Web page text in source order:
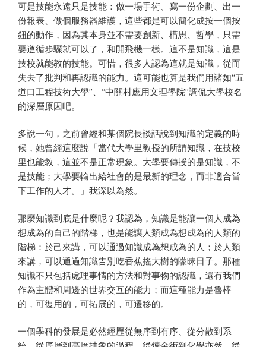
可是技能永遠只是技能：做一場手術、寫一份企劃、出一
份報表、做個服務器維護，這些都是可以簡化成按一個按
鈕的動作，因為其本身並不需要創新、構思、哲學，只需
要遵循步驟就可以了，和開飛機一樣。這不是知識，這是
技校就能教的技能。可惜，很多人認為這就是知識，從而
失去了批判和再認識的能力。這可能也算是我們用諸如“五
道口工程技術大學”、“中關村應用文理學院”調侃大學校名
的深層原因吧。
多說一句，之前曾經和某個院長談話說到知識的定義的時
候，她曾經這麼說「當代大學里教授的所謂知識，在技校
里也能教，這並不是正常現象。大學要傳授的是知識，不
是技能；大學要輸出給社會的是最新的理念，而非適合當
下工作的人才。」我深以為然。
那麼知識到底是什麼呢？我認為，知識是能讓一個人成為
想成為的自己的階梯，也是能讓人類成為想成為的人類的
階梯：於己來講，可以通過知識成為想成為的人；於人類
來講，可以通過知識告別吃香蕉搖大樹的矇昧日子。那種
知識不只包括處理事情的方法和對事物的認識，還有我們
作為主體和周邊的世界交互的能力；而這種能力是魯棒
的，可復用的，可拓展的，可遷移的。
一個學科的發展是必然經歷從無序到有序、從分散到系